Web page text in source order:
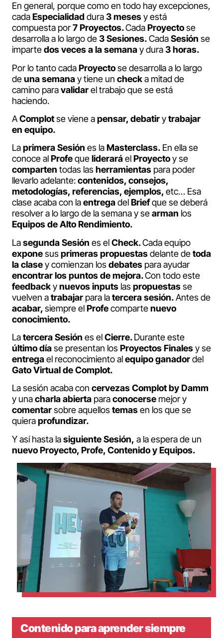
En general, porque como en todo hay excepciones,
cadaEspecialidad dura3 mesesy está
compuesta por7 Proyectos.CadaProyectose
desarrolla a lo largo de3 Sesiones.CadaSesión se
impartedos veces a la semanay dura3 horas.
Por lo tanto cadaProyectose desarrolla a lo largo
deuna semanay tiene un checka mitad de
camino paravalidarel trabajo que se está
haciendo.
AComplotse viene apensar, debatirytrabajar
en equipo.
Laprimera Sesión es laMasterclass. En ella se
conoce alProfequelideraráelProyectoy se
comparten todas las herramientas para poder
llevarlo adelante:contenidos, consejos,
metodologías, referencias, ejemplos, etc… Esa
clase acaba con laentregadelBriefque se deberá
resolver a lo largo de la semana y searman los
Equipos de Alto Rendimiento.
Lasegunda Sesión es elCheck.Cada equipo
exponesus primeras propuestasdelante detoda
la clasey comienzan los debates para ayudar
encontrar los puntos de mejora.Con todo este
feedbackynuevos inputs las propuestasse
vuelven atrabajar para latercera sesión.Antes de
acabar, siempre elProfecompartenuevo
conocimiento.
Latercera Sesión es elCierre.Durante este
último díase presentan los Proyectos Finalesy se
entregael reconocimiento alequipo ganadordel
Gato Virtual de Complot.
La sesión acaba con cervezas Complot by Damm
y unacharla abierta paraconocerse mejor y
comentarsobre aquellos temasen los que se
quieraprofundizar.
Y así hasta lasiguiente Sesión, a la espera de un
nuevo Proyecto, Profe, Contenido y Equipos.
Contenido para aprender siempre